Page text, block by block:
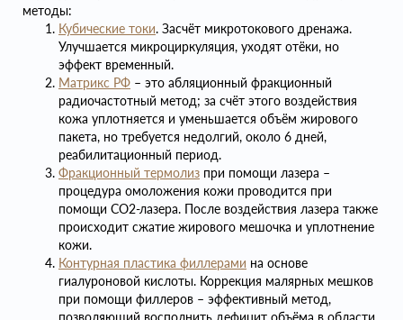
методы:
Кубические токи. Засчёт микротокового дренажа.
Улучшается микроциркуляция, уходят отёки, но
эффект временный.
Матрикс РФ – это абляционный фракционный
радиочастотный метод; за счёт этого воздействия
кожа уплотняется и уменьшается объём жирового
пакета, но требуется недолгий, около 6 дней,
реабилитационный период.
Фракционный термолиз при помощи лазера –
процедура омоложения кожи проводится при
помощи СО2-лазера. После воздействия лазера также
происходит сжатие жирового мешочка и уплотнение
кожи.
Контурная пластика филлерами на основе
гиалуроновой кислоты. Коррекция малярных мешков
при помощи филлеров – эффективный метод,
позволяющий восполнить дефицит объёма в области